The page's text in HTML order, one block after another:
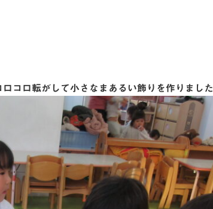
コロ転がして小さなまあるい飾りを作りました